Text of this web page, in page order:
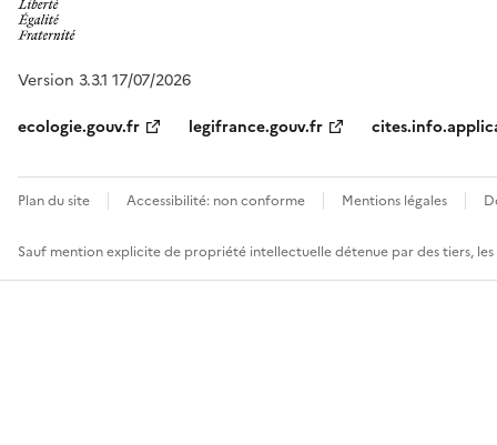
Version 3.3.1 17/07/2026
ecologie.gouv.fr
legifrance.gouv.fr
Plan du site Accessibilité: non conforme Mentions légales
Sauf mention explicite de propriété intellectuelle détenue par des tiers,